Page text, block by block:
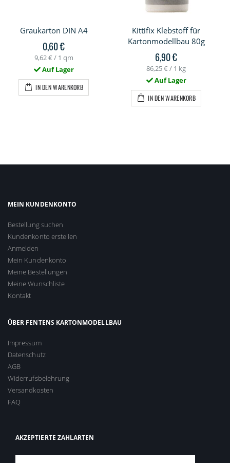
Graukarton DIN A4
0,60 €
9,62 € / 1 qm
Auf Lager
IN DEN WARENKORB
Kittifix Klebstoff für
Kartonmodellbau 80g
6,90 €
86,25 € / 1 kg
Auf Lager
IN DEN WARENKORB
MEIN KUNDENKONTO
Bestellung suchen
Kundenkonto erstellen
Anmelden
Mein Kundenkonto
Meine Bestellungen
Meine Wunschliste
Kontakt
ÜBER FENTENS KARTONMODELLBAU
Impressum
Datenschutz
AGB
Widerrufsbelehrung
Versandkosten
FAQ
AKZEPTIERTE ZAHLARTEN